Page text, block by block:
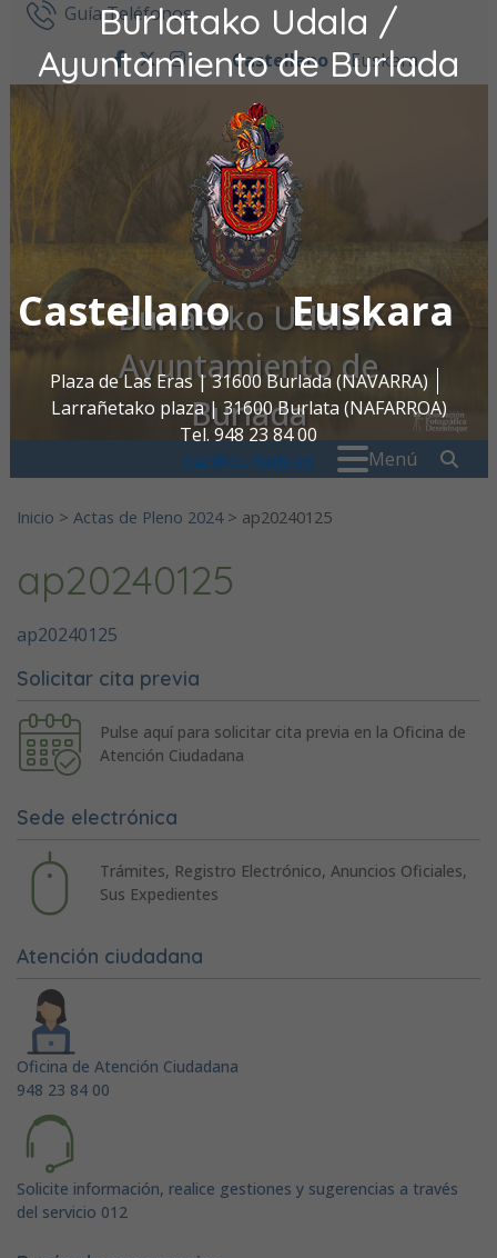
Burlatako Udala /
Ayuntamiento de Burlada
Castellano Euskara
Plaza de Las Eras | 31600 Burlada (NAVARRA)
Larrañetako plaza | 31600 Burlata (NAFARROA)
Tel. 948 23 84 00
oac@burlada.es
Ir al contenidoGuía Teléfonos
facebook
twitter
instagram
Castellano Euskara
Burlatako Udala /
Ayuntamiento de
Burlada
Menú
Inicio > Actas de Pleno 2024> ap20240125
ap20240125
ap20240125
Solicitar cita previa
Pulse aquí para solicitar cita previa en la Oficina de
Atención Ciudadana
Sede electrónica
Trámites, Registro Electrónico, Anuncios Oficiales,
Sus Expedientes
Atención ciudadana
Oficina de Atención Ciudadana
948 23 84 00
Solicite información, realice gestiones y sugerencias a través
del servicio 012